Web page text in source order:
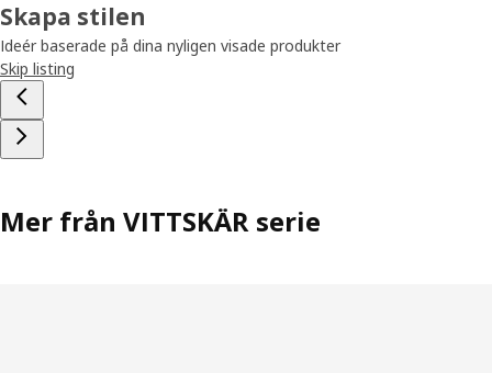
Skapa stilen
Ideér baserade på dina nyligen visade produkter
Skip listing
Mer från VITTSKÄR serie